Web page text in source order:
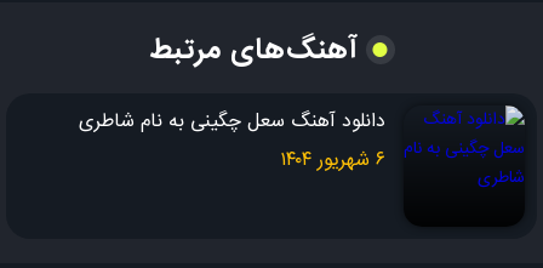
مگه میشه این همه دویید نرسید
به ته رسید این سررسید
بیا پایین از خر شیطون
بیا خودم برات میگیرم یه جعبه سیب اصلا
تو این مملکت یهویی
آهنگ‌های مرتبط
دانلود آهنگ سعل چگینی به نام شاطری
۶ شهریور ۱۴۰۴